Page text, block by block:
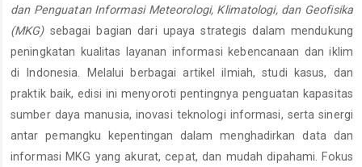
dan Penguatan Informasi Meteorologi, Klimatologi, dan Geofisika
(MKG)sebagai bagian dari upaya strategis dalam mendukung
peningkatan kualitas layanan informasi kebencanaan dan iklim
di Indonesia. Melalui berbagai artikel ilmiah, studi kasus, dan
praktik baik, edisi ini menyoroti pentingnya penguatan kapasitas
sumber daya manusia, inovasi teknologi informasi, serta sinergi
antar pemangku kepentingan dalam menghadirkan data dan
informasi MKG yang akurat, cepat, dan mudah dipahami. Fokus